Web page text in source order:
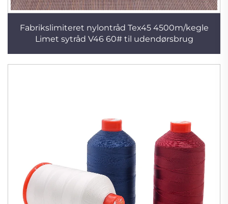
Fabrikslimiteret nylontråd Tex45 4500m/kegle
Limet sytråd V46 60# til udendørsbrug